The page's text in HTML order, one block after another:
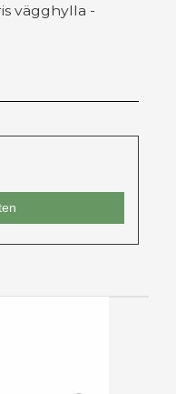
vägghylla -